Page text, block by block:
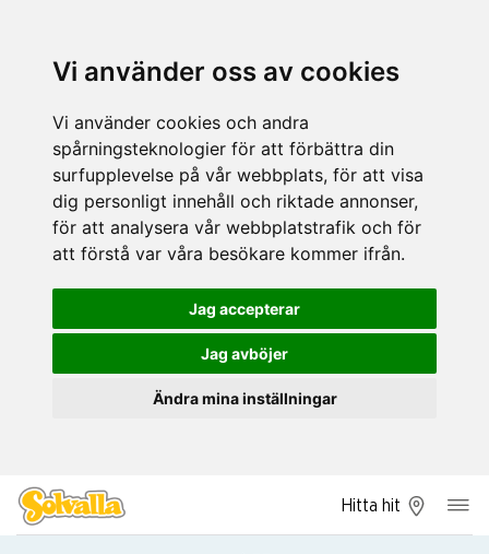
Vi använder oss av cookies
Vi använder cookies och andra
spårningsteknologier för att förbättra din
surfupplevelse på vår webbplats, för att visa
dig personligt innehåll och riktade annonser,
för att analysera vår webbplatstrafik och för
att förstå var våra besökare kommer ifrån.
Jag accepterar
Jag avböjer
Ändra mina inställningar
Hitta hit